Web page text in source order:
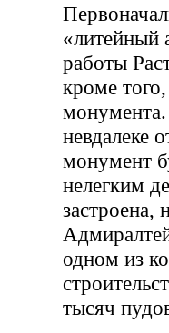
«литейный
работы
кроме
невдалеке
монумент
нелегким
застроена,
одном из
тысяч